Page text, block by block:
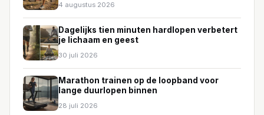
4 augustus 2026
Dagelijks tien minuten hardlopen verbetert
je lichaam en geest
30 juli 2026
Marathon trainen op de loopband voor
lange duurlopen binnen
28 juli 2026